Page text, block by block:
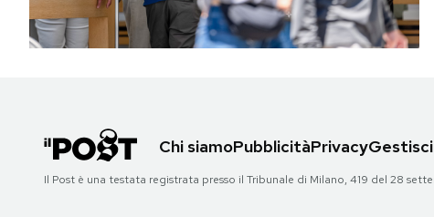
Chi siamoPubblicitàPrivacy
Il Post è una testata registrata presso il Tribunale di Milano, 419 del 28